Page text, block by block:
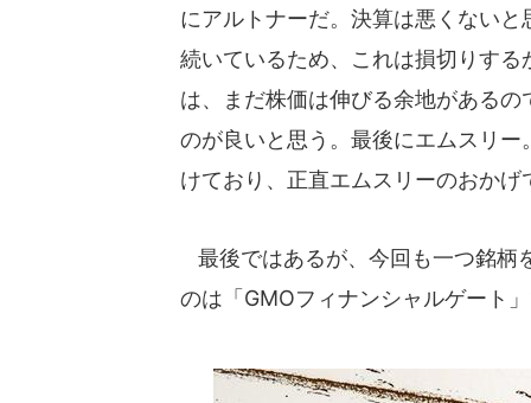
にアルトナーだ。決算は悪くない
続いているため、これは損切りす
は、まだ株価は伸びる余地がある
のが良いと思う。最後にエムスリ
けており、正直エムスリーのおか
最後ではあるが、今回も一つ銘柄
のは「GMOフィナンシャルゲート